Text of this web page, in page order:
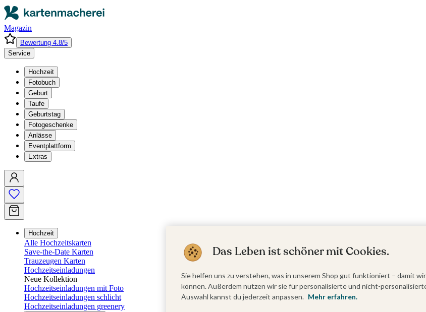
Magazin
Bewertung 4.8/5
Service
Hochzeit
Fotobuch
Geburt
Taufe
Geburtstag
Fotogeschenke
Anlässe
Eventplattform
Extras
Hochzeit
Alle Hochzeitskarten
Save-the-Date Karten
Trauzeugen Karten
Hochzeitseinladungen
Neue Kollektion
Hochzeitseinladungen mit Foto
Hochzeitseinladungen schlicht
Hochzeitseinladungen greenery
Das Leben ist schöner mit Cookies.
Sie helfen uns zu verstehen, was in unserem Shop gut funktioniert – damit
können. Außerdem nutzen wir sie für personalisierte und nicht-
Auswahl kannst du jederzeit anpassen. Mehr erfahren.